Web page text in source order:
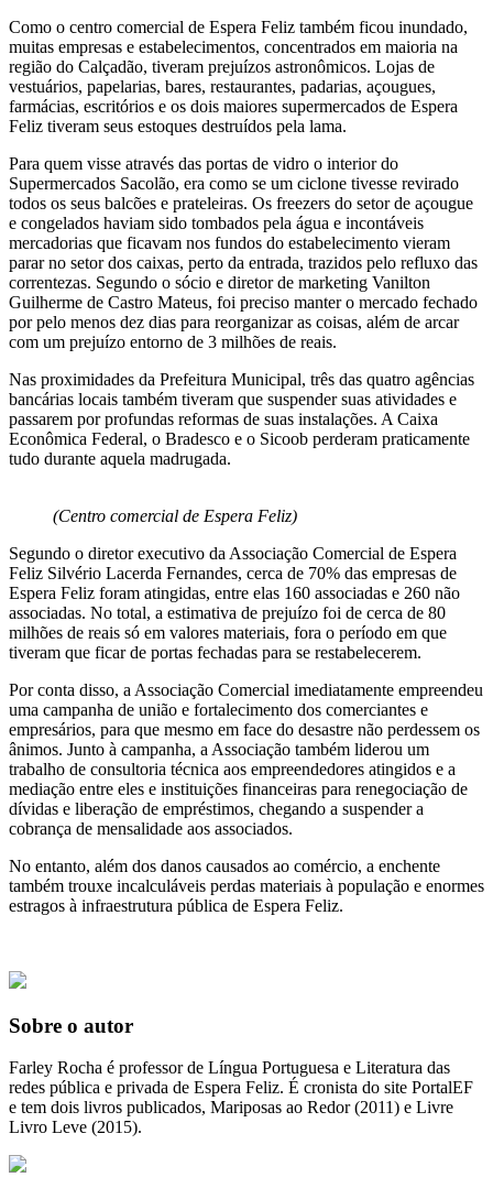
Como o centro comercial de Espera Feliz também ficou inundado,
muitas empresas e estabelecimentos, concentrados em maioria na
região do Calçadão, tiveram prejuízos astronômicos. Lojas de
vestuários, papelarias, bares, restaurantes, padarias, açougues,
farmácias, escritórios e os dois maiores supermercados de Espera
Feliz tiveram seus estoques destruídos pela lama.
Para quem visse através das portas de vidro o interior do
Supermercados Sacolão, era como se um ciclone tivesse revirado
todos os seus balcões e prateleiras. Os freezers do setor de açougue
e congelados haviam sido tombados pela água e incontáveis
mercadorias que ficavam nos fundos do estabelecimento vieram
parar no setor dos caixas, perto da entrada, trazidos pelo refluxo das
correntezas. Segundo o sócio e diretor de marketing Vanilton
Guilherme de Castro Mateus, foi preciso manter o mercado fechado
por pelo menos dez dias para reorganizar as coisas, além de arcar
com um prejuízo entorno de 3 milhões de reais.
Nas proximidades da Prefeitura Municipal, três das quatro agências
bancárias locais também tiveram que suspender suas atividades e
passarem por profundas reformas de suas instalações. A Caixa
Econômica Federal, o Bradesco e o Sicoob perderam praticamente
tudo durante aquela madrugada.
(Centro comercial de Espera Feliz)
Segundo o diretor executivo da Associação Comercial de Espera
Feliz Silvério Lacerda Fernandes, cerca de 70% das empresas de
Espera Feliz foram atingidas, entre elas 160 associadas e 260 não
associadas. No total, a estimativa de prejuízo foi de cerca de 80
milhões de reais só em valores materiais, fora o período em que
tiveram que ficar de portas fechadas para se restabelecerem.
Por conta disso, a Associação Comercial imediatamente empreendeu
uma campanha de união e fortalecimento dos comerciantes e
empresários, para que mesmo em face do desastre não perdessem os
ânimos. Junto à campanha, a Associação também liderou um
trabalho de consultoria técnica aos empreendedores atingidos e a
mediação entre eles e instituições financeiras para renegociação de
dívidas e liberação de empréstimos, chegando a suspender a
cobrança de mensalidade aos associados.
No entanto, além dos danos causados ao comércio, a enchente
também trouxe incalculáveis perdas materiais à população e enormes
estragos à infraestrutura pública de Espera Feliz.
Sobre o autor
Farley Rocha é professor de Língua Portuguesa e Literatura das
redes pública e privada de Espera Feliz. É cronista do site PortalEF
e tem dois livros publicados, Mariposas ao Redor (2011) e Livre
Livro Leve (2015).